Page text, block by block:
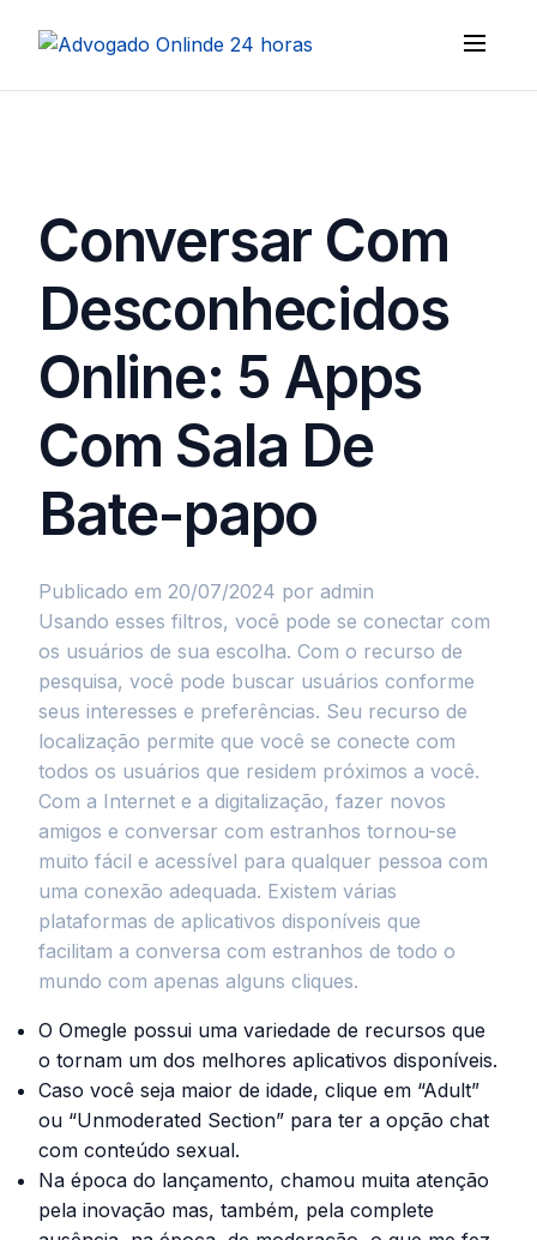
Conversar Com
Desconhecidos
Online: 5 Apps
Com Sala De
Bate-papo
Publicado em 20/07/2024 por admin
Usando esses filtros, você pode se conectar com
os usuários de sua escolha. Com o recurso de
pesquisa, você pode buscar usuários conforme
seus interesses e preferências. Seu recurso de
localização permite que você se conecte com
todos os usuários que residem próximos a você.
Com a Internet e a digitalização, fazer novos
amigos e conversar com estranhos tornou-se
muito fácil e acessível para qualquer pessoa com
uma conexão adequada. Existem várias
plataformas de aplicativos disponíveis que
facilitam a conversa com estranhos de todo o
mundo com apenas alguns cliques.
O Omegle possui uma variedade de recursos que
o tornam um dos melhores aplicativos disponíveis.
Caso você seja maior de idade, clique em “Adult”
ou “Unmoderated Section” para ter a opção chat
com conteúdo sexual.
Na época do lançamento, chamou muita atenção
pela inovação mas, também, pela complete